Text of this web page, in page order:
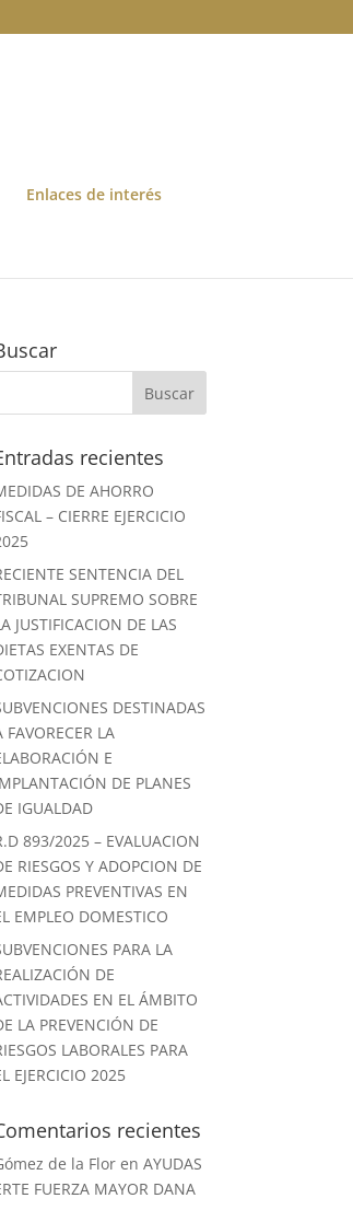
Enlaces de interés
recientes
DE AHORRO
– CIERRE EJERCICIO
SENTENCIA DEL
SUPREMO SOBRE
JUSTIFICACION DE LAS
EXENTAS DE
DESTINADAS
FAVORECER LA
E
DE PLANES
IGUALDAD
893/2025 – EVALUACION
RIESGOS Y ADOPCION DE
PREVENTIVAS EN
EMPLEO DOMESTICO
PARA LA
DE
EN EL ÁMBITO
LA PREVENCIÓN DE
LABORALES PARA
EJERCICIO 2025
recientes
de la Flor enAYUDAS
FUERZA MAYOR DANA